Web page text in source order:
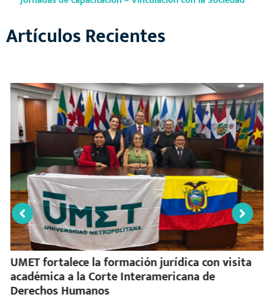
Artículos Recientes
UMET fortalece la formación jurídica con visita
académica a la Corte Interamericana de
Derechos Humanos